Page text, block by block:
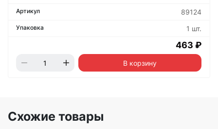
89124
1 шт.
463 ₽
В корзину
Схожие товары